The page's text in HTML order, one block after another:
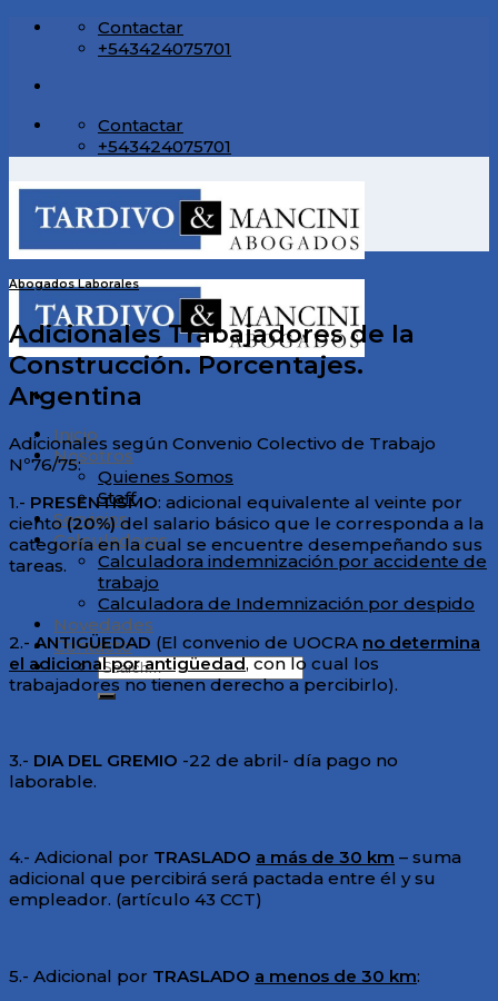
Skip
Contactar
+543424075701
Contactar
+543424075701
Inicio
Nosotros
Quienes Somos
Staff
Servicios
Calculadoras
Calculadora indemnización por accidente de
trabajo
Calculadora de Indemnización por despido
Novedades
Contacto
Abogados Laborales
Adicionales Trabajadores de la
Construcción. Porcentajes.
Argentina
Adicionales según Convenio Colectivo de Trabajo
Nº76/75:
1.- PRESENTISMO: adicional equivalente al veinte por
ciento(20%)del salario básico que le corresponda a la
categoría en la cual se encuentre desempeñando sus
tareas.
2.- ANTIGÜEDAD (El convenio de UOCRA no determina
el adicional por antigüedad, con lo cual los
trabajadores no tienen derecho a percibirlo).
3.- DIA DEL GREMIO -22 de abril- día pago no
laborable.
4.- Adicional por TRASLADO a más de 30 km – suma
adicional que percibirá será pactada entre él y su
empleador. (artículo 43 CCT)
5.- Adicional por TRASLADO a menos de 30 km: